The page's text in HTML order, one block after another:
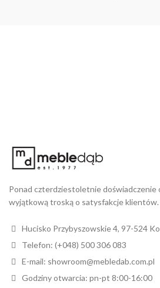
Ponad czterdziestoletnie
wyjątkową troską o satysfakcje klientów.
Hucisko Przybyszowskie 4, 97-524
Telefon: (+048) 500 306 083
E-mail: showroom@mebledab.com.pl
Godziny otwarcia: pn-pt 8:00-16:00